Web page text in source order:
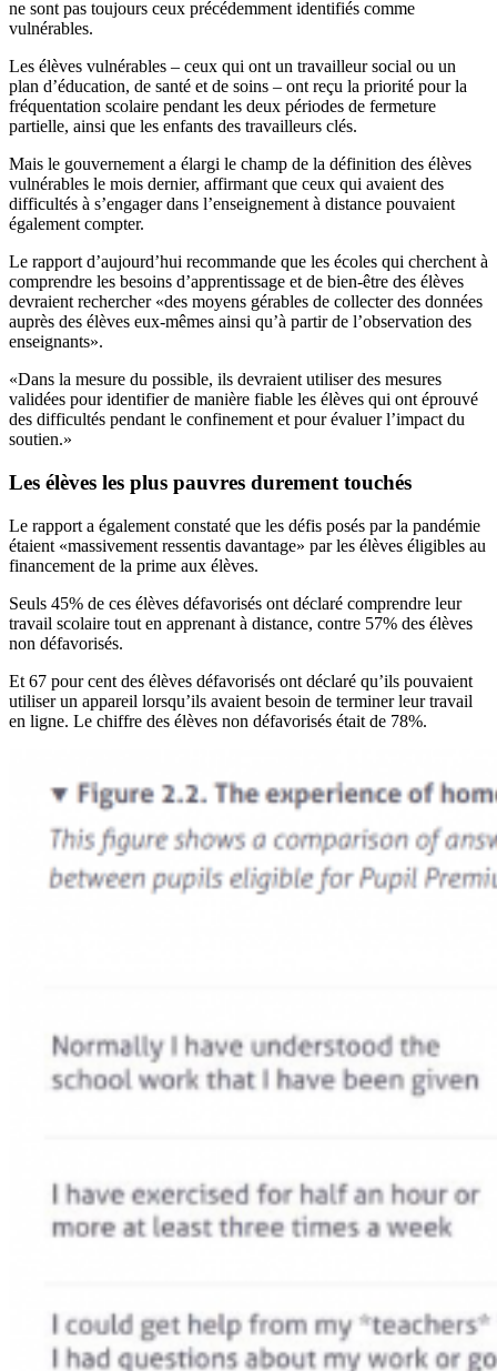
ne sont pas toujours ceux précédemment identifiés comme
vulnérables.
Les élèves vulnérables – ceux qui ont un travailleur social ou un
plan d’éducation, de santé et de soins – ont reçu la priorité pour la
fréquentation scolaire pendant les deux périodes de fermeture
partielle, ainsi que les enfants des travailleurs clés.
Mais le gouvernement a élargi le champ de la définition des élèves
vulnérables le mois dernier, affirmant que ceux qui avaient des
difficultés à s’engager dans l’enseignement à distance pouvaient
également compter.
Le rapport d’aujourd’hui recommande que les écoles qui cherchent à
comprendre les besoins d’apprentissage et de bien-être des élèves
devraient rechercher «des moyens gérables de collecter des données
auprès des élèves eux-mêmes ainsi qu’à partir de l’observation des
enseignants».
«Dans la mesure du possible, ils devraient utiliser des mesures
validées pour identifier de manière fiable les élèves qui ont éprouvé
des difficultés pendant le confinement et pour évaluer l’impact du
soutien.»
Les élèves les plus pauvres durement touchés
Le rapport a également constaté que les défis posés par la pandémie
étaient «massivement ressentis davantage» par les élèves éligibles au
financement de la prime aux élèves.
Seuls 45% de ces élèves défavorisés ont déclaré comprendre leur
travail scolaire tout en apprenant à distance, contre 57% des élèves
non défavorisés.
Et 67 pour cent des élèves défavorisés ont déclaré qu’ils pouvaient
utiliser un appareil lorsqu’ils avaient besoin de terminer leur travail
en ligne. Le chiffre des élèves non défavorisés était de 78%.